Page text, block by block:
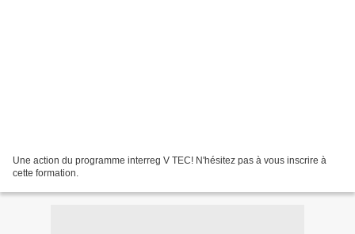
Une action du programme interreg V TEC! N'hésitez pas à vous inscrire à
cette formation.